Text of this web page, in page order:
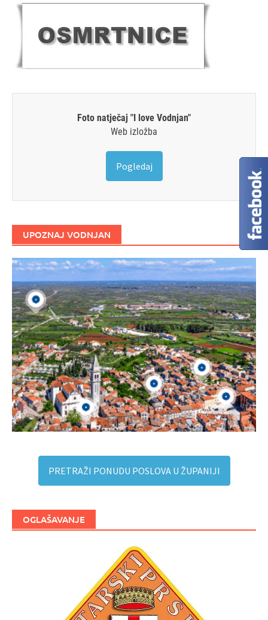
Foto natječaj "I love Vodnjan"
Web izložba
Pogledaj
UPOZNAJ VODNJAN
PRETRAŽI PONUDU POSLOVA U ŽUPANIJI
OGLAŠAVANJE